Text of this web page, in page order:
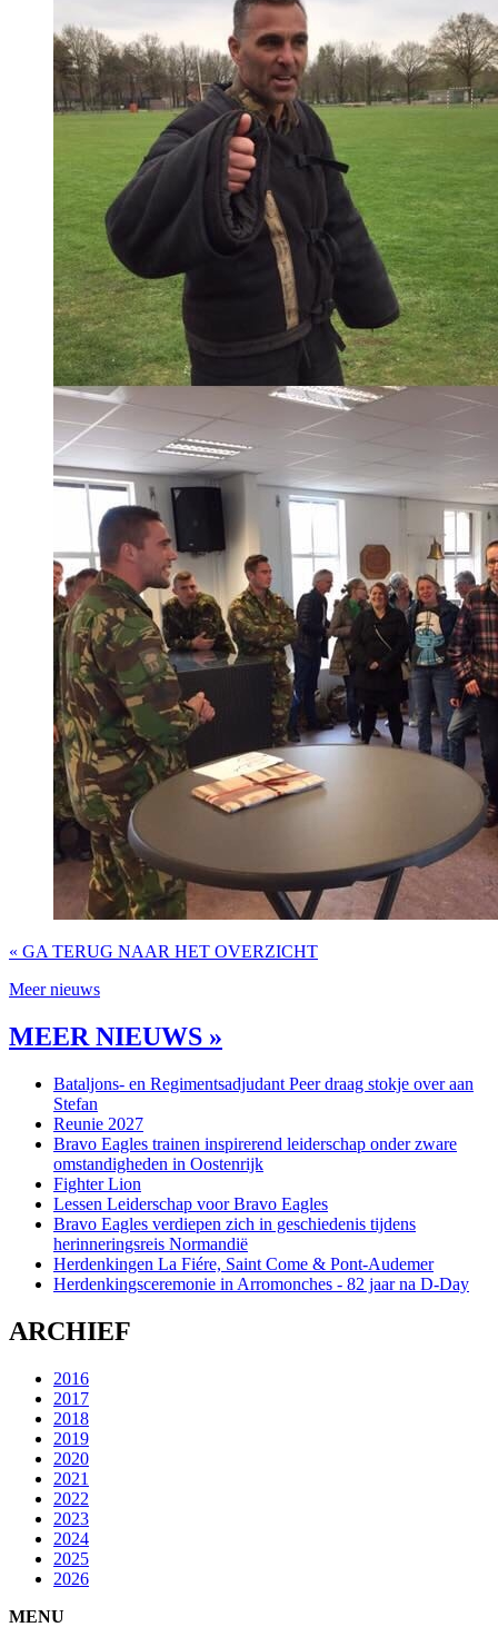
« GA TERUG NAAR HET OVERZICHT
Meer nieuws
MEER NIEUWS »
Bataljons- en Regimentsadjudant Peer draag stokje over aan
Stefan
Reunie 2027
Bravo Eagles trainen inspirerend leiderschap onder zware
omstandigheden in Oostenrijk
Fighter Lion
Lessen Leiderschap voor Bravo Eagles
Bravo Eagles verdiepen zich in geschiedenis tijdens
herinneringsreis Normandië
Herdenkingen La Fiére, Saint Come & Pont-Audemer
Herdenkingsceremonie in Arromonches - 82 jaar na D-Day
ARCHIEF
2016
2017
2018
2019
2020
2021
2022
2023
2024
2025
2026
MENU